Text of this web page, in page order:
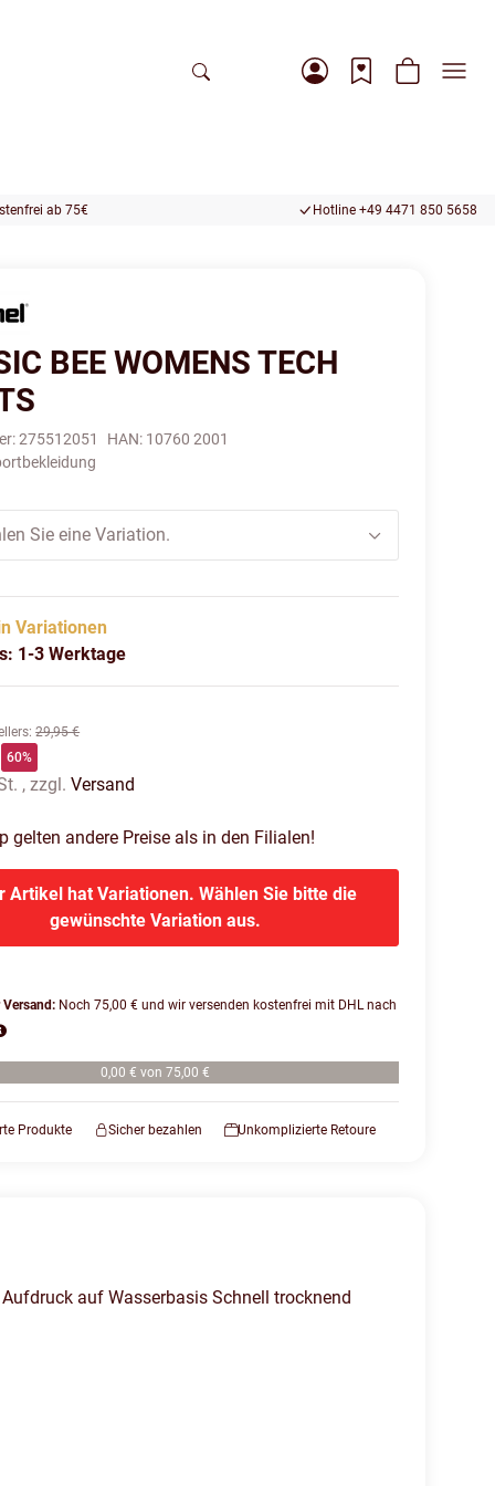
ab 75€ Hotline +49 4471 850 5658
BEE WOMENS TECH
275512051 HAN: 10760 2001
Sie eine Variation.
Variationen
1-3 Werktage
:29,95 €
60%
, zzgl.Versand
gelten andere Preise als in den Filialen!
Artikel hat Variationen. Wählen Sie bitte die
gewünschte Variation aus.
Noch 75,00 € und wir versenden kostenfrei mit DHL nach
0,00 € von 75,00 €
Produkte Sicher bezahlen Unkomplizierte Retoure
auf Wasserbasis Schnell trocknend